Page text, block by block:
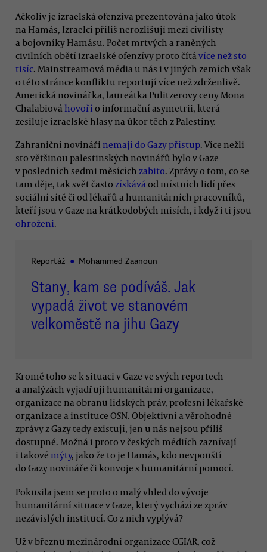
Ačkoliv je izraelská ofenzíva prezentována jako útok
na Hamás, Izraelci příliš nerozlišují mezi civilisty
a bojovníky Hamásu. Počet mrtvých a raněných
civilních obětí izraelské ofenzívy proto čítá více než sto
tisíc. Mainstreamová média u nás i v jiných zemích však
o této stránce konfliktu reportují více než zdrženlivě.
Americká novinářka, laureátka Pulitzerovy ceny Mona
Chalabiová hovoří o informační asymetrii, která
zesiluje izraelské hlasy na úkor těch z Palestiny.
Zahraniční novináři nemají do Gazy přístup. Více nežli
sto většinou palestinských novinářů bylo v Gaze
v posledních sedmi měsících zabito. Zprávy o tom, co se
tam děje, tak svět často získává od místních lidí přes
sociální sítě či od lékařů a humanitárních pracovníků,
kteří jsou v Gaze na krátkodobých misích, i když i ti jsou
ohroženi.
Reportáž ● Mohammed Zaanoun
Stany, kam se podíváš. Jak
vypadá život ve stanovém
velkoměstě na jihu Gazy
Kromě toho se k situaci v Gaze ve svých reportech
a analýzách vyjadřují humanitární organizace,
organizace na obranu lidských práv, profesní lékařské
organizace a instituce OSN. Objektivní a věrohodné
zprávy z Gazy tedy existují, jen u nás nejsou příliš
dostupné. Možná i proto v českých médiích zaznívají
i takové mýty, jako že to je Hamás, kdo nevpouští
do Gazy novináře či konvoje s humanitární pomocí.
Pokusila jsem se proto o malý vhled do vývoje
humanitární situace v Gaze, který vychází ze zpráv
nezávislých institucí. Co z nich vyplývá?
Už v březnu mezinárodní organizace CGIAR, což